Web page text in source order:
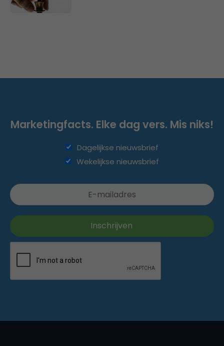
Marketingfacts. Elke dag vers. Mis niks!
Dagelijkse nieuwsbrief
Wekelijkse nieuwsbrief